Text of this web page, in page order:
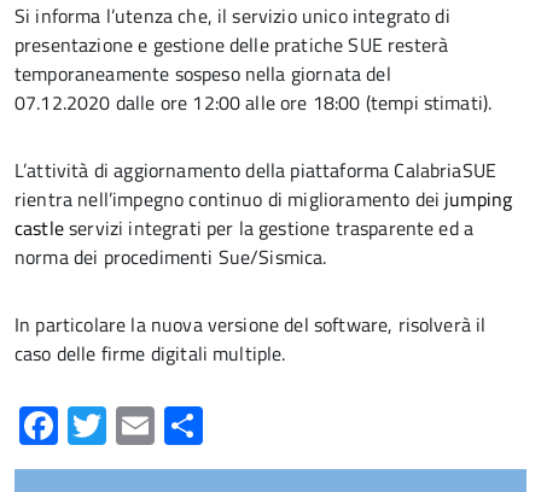
Si informa l’utenza che, il servizio unico integrato di
presentazione e gestione delle pratiche SUE resterà
temporaneamente sospeso nella giornata del
07.12.2020 dalle ore 12:00 alle ore 18:00 (tempi stimati).
L’attività di aggiornamento della piattaforma CalabriaSUE
rientra nell’impegno continuo di miglioramento dei jumping
castleservizi integrati per la gestione trasparente ed a
norma dei procedimenti Sue/Sismica.
In particolare la nuova versione del software, risolverà il
caso delle firme digitali multiple.
Facebook
Twitter
Email